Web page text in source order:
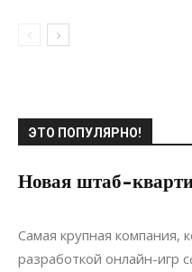
ЭТО ПОПУЛЯРНО!
Новая штаб-
29.07.2017
Самая крупная компания,
разработкой онлайн-игр